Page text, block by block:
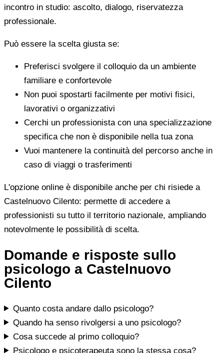
incontro in studio: ascolto, dialogo, riservatezza
professionale.
Può essere la scelta giusta se:
Preferisci svolgere il colloquio da un ambiente
familiare e confortevole
Non puoi spostarti facilmente per motivi fisici,
lavorativi o organizzativi
Cerchi un professionista con una specializzazione
specifica che non è disponibile nella tua zona
Vuoi mantenere la continuità del percorso anche in
caso di viaggi o trasferimenti
L'opzione online è disponibile anche per chi risiede a
Castelnuovo Cilento: permette di accedere a
professionisti su tutto il territorio nazionale, ampliando
notevolmente le possibilità di scelta.
Domande e risposte sullo
psicologo a Castelnuovo
Cilento
Quanto costa andare dallo psicologo?
Quando ha senso rivolgersi a uno psicologo?
Cosa succede al primo colloquio?
Psicologo e psicoterapeuta sono la stessa cosa?